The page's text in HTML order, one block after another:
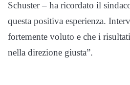
Schuster – ha ricordato il
questa positiva esperienza.
fortemente voluto e che i
nella direzione giusta”.